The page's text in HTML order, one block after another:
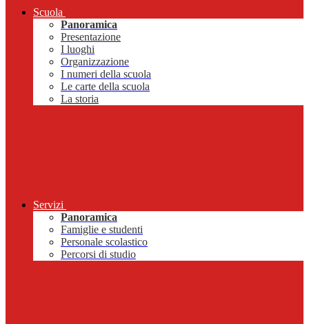
Scuola
Panoramica
Presentazione
I luoghi
Organizzazione
I numeri della scuola
Le carte della scuola
La storia
Servizi
Panoramica
Famiglie e studenti
Personale scolastico
Percorsi di studio